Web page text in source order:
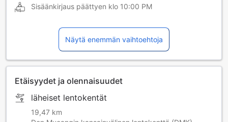
Sisäänkirjaus päättyen klo 10:00 PM
Näytä enemmän vaihtoehtoja
Etäisyydet ja olennaisuudet
läheiset lentokentät
19,47 km